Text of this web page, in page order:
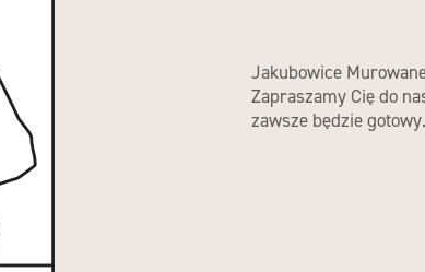
Jakubowice
Zapraszamy Cię do
zawsze będzie gotowy.